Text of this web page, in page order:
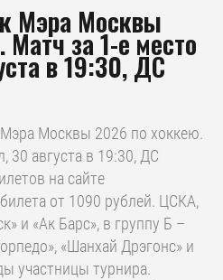
Мэра Москвы
за 1-е место
в 19:30, ДС
Москвы 2026 по хоккею.
30 августа в 19:30, ДС
на сайте
от 1090 рублей. ЦСКА,
и «Ак Барс», в группу Б –
«Шанхай Дрэгонс» и
участницы турнира.